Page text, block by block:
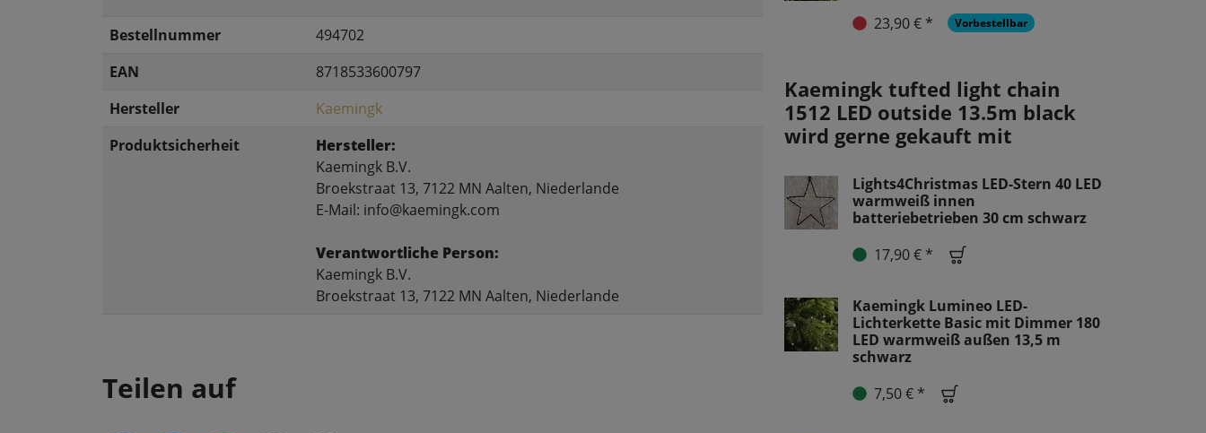
Bestellnummer
494702
EAN
8718533600797
Hersteller
Kaemingk
Produktsicherheit
Hersteller:
Kaemingk B.V.
Broekstraat 13, 7122 MN Aalten, Niederlande
E-Mail: info@kaemingk.com
Verantwortliche Person:
Kaemingk B.V.
Broekstraat 13, 7122 MN Aalten, Niederlande
Teilen auf
23,90 € *
Vorbestellbar
Kaemingk tufted light chain
1512 LED outside 13.5m black
wird gerne gekauft mit
Lights4Christmas LED-Stern 40 LED
warmweiß innen
batteriebetrieben 30 cm schwarz
17,90 € *
Kaemingk Lumineo LED-
Lichterkette Basic mit Dimmer 180
LED warmweiß außen 13,5 m
schwarz
7,50 € *